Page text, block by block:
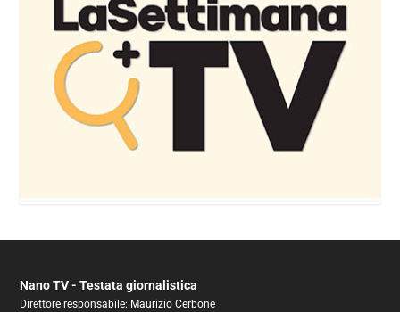
Nano TV - Testata giornalistica
Direttore responsabile: Maurizio Cerbone